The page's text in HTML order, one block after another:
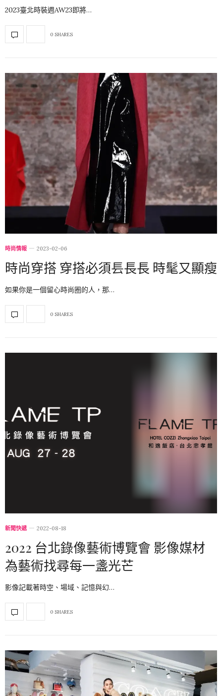
2023臺北時裝週AW23即將…
0 SHARES
時尚情報 2023-02-06
時尚穿搭 穿搭必須镸長長 時髦又顯瘦
如果你是一個留心時尚圈的人，那…
0 SHARES
新聞快遞 2022-08-18
2022 台北錄像藝術博覽會 影像媒材
為藝術找尋每一盞光芒
影像記載著時空、場域、記憶與幻…
0 SHARES